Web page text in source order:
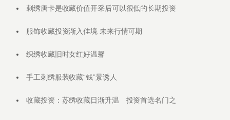
刺绣唐卡是收藏价值开采后可以很低的长期投资
服饰收藏投资渐入佳境 未来行情可期
织绣收藏旧时女红好温馨
手工刺绣服装收藏“钱”景诱人
收藏投资：苏绣收藏日渐升温 投资首选名门之